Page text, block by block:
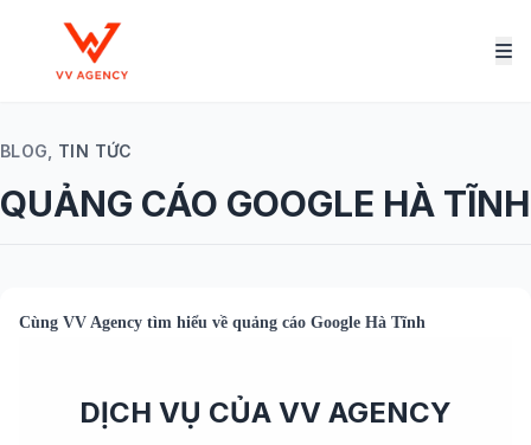
BLOG, TIN TỨC
QUẢNG CÁO GOOGLE HÀ TĨNH
Cùng VV Agency tìm hiểu về quảng cáo Google Hà Tĩnh
DỊCH VỤ CỦA VV AGENCY